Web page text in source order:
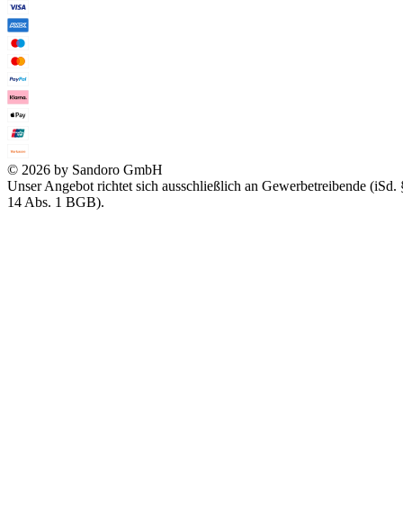
© 2026 by Sandoro GmbH
Unser Angebot richtet sich ausschließlich an Gewerbetreibende (iSd.
14 Abs. 1 BGB).